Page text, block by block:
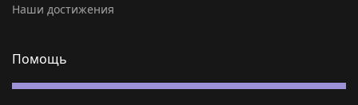
Наши достижения
Помощь